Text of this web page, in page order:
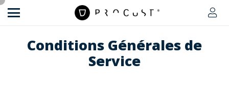
Conditions Générales de
Service